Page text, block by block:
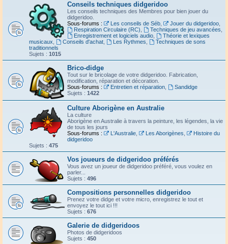
Conseils techniques didgeridoo
Les conseils techniques des Membres pour bien jouer du
didgeridoo.
Sous-forums :
Les conseils de Séb, Jouer du didgeridoo,
Respiration Circulaire (RC)
Techniques de jeu avancées
Enregistrement et logiciels audio,
Théorie et lexiques
musicaux
Conseils d'achat, Les Rythmes
Techniques de sons
traditionnels
Sujets : 1015
Brico-didge
Tout sur le bricolage de votre didgeridoo. Fabrication,
modification, réparation et décoration.
Sous-forums :
Entretien et réparation,
Sandidge
Sujets : 1422
Culture Aborigène en Australie
La culture
Aborigène en Australie à travers la peinture, les légendes, la vie
de tous les jours
Sous-forums :
L'Australie, Les Aborigènes
Histoire du
didgeridoo
Sujets : 475
Vos joueurs de didgeridoo préférés
Vous avez un joueur de didgeridoo préféré, vous voulez en
parler...
Sujets : 496
Compositions personnelles didgeridoo
Prenez votre didge et votre micro, enregistrez le tout et
envoyez le tout ici !!!
Sujets : 676
Galerie de didgeridoos
Photos de didgeridoos
Sujets : 450